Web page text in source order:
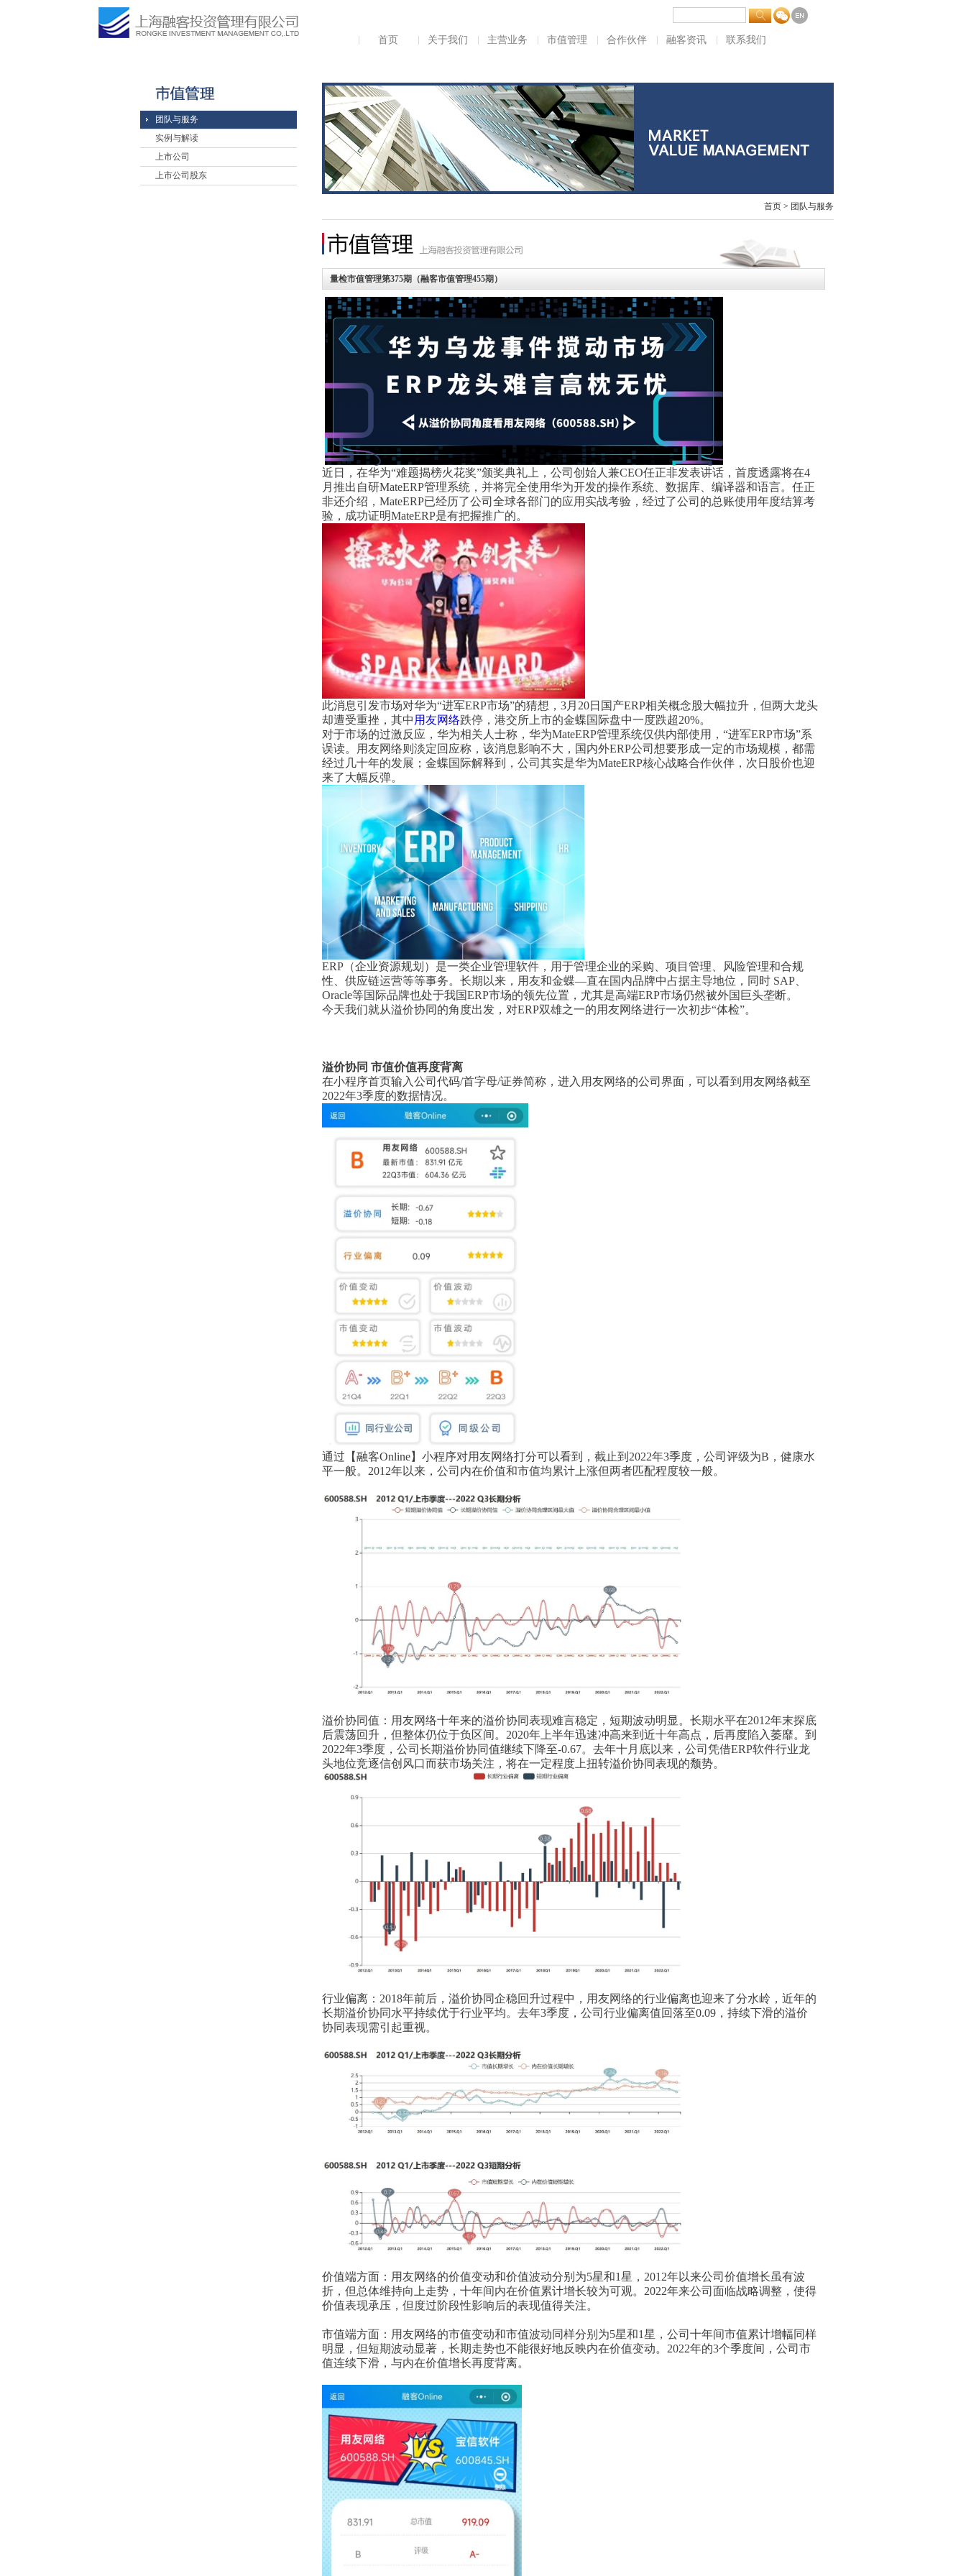
首页 关于我们 主营业务 市值管理 合作伙伴 融客资讯 联系我们
团队与服务
实例与解读
上市公司
上市公司股东
首页> 团队与服务
量检市值管理第375期（融客市值管理455期）
近日，在华为“难题揭榜火花奖”颁奖典礼上，公司创始人兼CEO任正非发表讲话，首度透露将在4
月推出自研MateERP管理系统，并将完全使用华为开发的操作系统、数据库、编译器和语言。任正
非还介绍，MateERP已经历了公司全球各部门的应用实战考验，经过了公司的总账使用年度结算考
验，成功证明MateERP是有把握推广的。
此消息引发市场对华为“进军ERP市场”的猜想，3月20日国产ERP相关概念股大幅拉升，但两大龙头
却遭受重挫，其中 用友网络跌停，港交所上市的金蝶国际盘中一度跌超20%。
对于市场的过激反应，华为相关人士称，华为MateERP管理系统仅供内部使用，“进军ERP市场”系
误读。用友网络则淡定回应称，该消息影响不大，国内外ERP公司想要形成一定的市场规模，都需
经过几十年的发展；金蝶国际解释到，公司其实是华为MateERP核心战略合作伙伴，次日股价也迎
来了大幅反弹。
ERP（企业资源规划）是一类企业管理软件，用于管理企业的采购、项目管理、风险管理和合规
性、供应链运营等等事务。长期以来，用友和金蝶—直在国内品牌中占据主导地位，同时 SAP、
Oracle等国际品牌也处于我国ERP市场的领先位置，尤其是高端ERP市场仍然被外国巨头垄断。
今天我们就从溢价协同的角度出发，对ERP双雄之一的用友网络进行一次初步“体检”。
溢价协同 市值价值再度背离
在小程序首页输入公司代码/首字母/证券简称，进入用友网络的公司界面，可以看到用友网络截至
2022年3季度的数据情况。
通过【融客Online】小程序对用友网络打分可以看到，截止到2022年3季度，公司评级为B，健康水
平一般。2012年以来，公司内在价值和市值均累计上涨但两者匹配程度较一般。
溢价协同值：用友网络十年来的溢价协同表现难言稳定，短期波动明显。长期水平在2012年末探底
后震荡回升，但整体仍位于负区间。2020年上半年迅速冲高来到近十年高点，后再度陷入萎靡。到
2022年3季度，公司长期溢价协同值继续下降至-0.67。去年十月底以来，公司凭借ERP软件行业龙
头地位竞逐信创风口而获市场关注，将在一定程度上扭转溢价协同表现的颓势。
行业偏离：2018年前后，溢价协同企稳回升过程中，用友网络的行业偏离也迎来了分水岭，近年的
长期溢价协同水平持续优于行业平均。去年3季度，公司行业偏离值回落至0.09，持续下滑的溢价
协同表现需引起重视。
价值端方面：用友网络的价值变动和价值波动分别为5星和1星，2012年以来公司价值增长虽有波
折，但总体维持向上走势，十年间内在价值累计增长较为可观。2022年来公司面临战略调整，使得
价值表现承压，但度过阶段性影响后的表现值得关注。
市值端方面：用友网络的市值变动和市值波动同样分别为5星和1星，公司十年间市值累计增幅同样
明显，但短期波动显著，长期走势也不能很好地反映内在价值变动。2022年的3个季度间，公司市
值连续下滑，与内在价值增长再度背离。